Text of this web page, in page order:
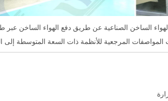
الساخن الصناعية عن طريق دفع الهواء الساخن عبر
المواصفات المرجعية للأنظمة ذات السعة المتوسطة إلى